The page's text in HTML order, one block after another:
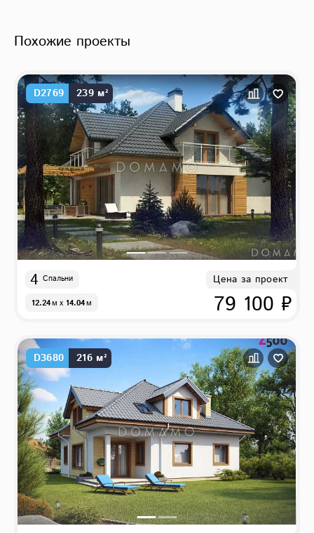
Похожие проекты
D2769 239 м²
4 Спальни
12.24м x 14.04м
Цена за проект
79 100 ₽
D3680 216 м²